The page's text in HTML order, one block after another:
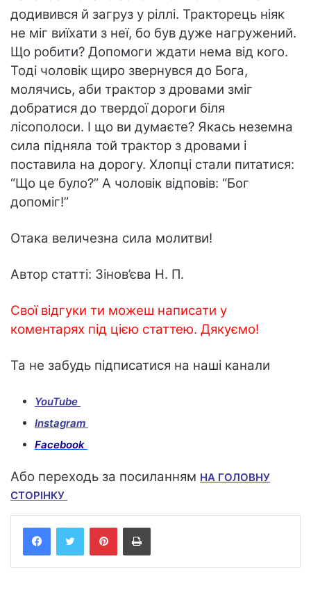
додивився й загруз у ріллі. Тракторець ніяк
не міг виїхати з неї, бо був дуже нагружений.
Що робити? Допомоги ждати нема від кого.
Тоді чоловік щиро звернувся до Бога,
молячись, аби трактор з дровами зміг
добратися до твердої дороги біля
лісополоси. І що ви думаєте? Якась неземна
сила підняла той трактор з дровами і
поставила на дорогу. Хлопці стали питатися:
“Що це було?” А чоловік відповів: “Бог
допоміг!”
Отака величезна сила молитви!
Автор статті: Зінов’єва Н. П.
Свої відгуки ти можеш написати у
коментарях під цією статтею. Дякуємо!
Та не забудь підписатися на наші канали
YouTube
Instagram
Facebook
Або переходь за посиланням НА ГОЛОВНУ
СТОРІНКУ
FacebookTwitter PinterestPrint